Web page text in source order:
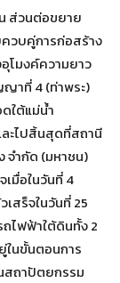
ส่วนต่อขยาย
วบคู่การก่อสร้าง
โมงค์ความยาว
าที่ 4 (ท่าพระ)
ใต้แม่น้ำ
ะไปสิ้นสุดที่สถานี
จำกัด (มหาชน)
มื่อในวันที่ 4
เสร็จในวันที่ 25
ไฟฟ้าใต้ดินทั้ง 2
ในขั้นตอนการ
สถาปัตยกรรม